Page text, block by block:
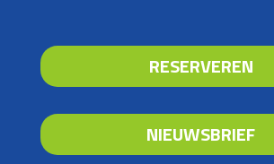
RESERVEREN
NIEUWSBRIEF